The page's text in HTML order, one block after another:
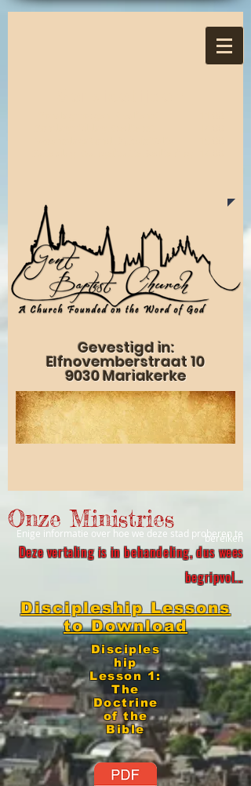
Gevestigd in:
Elfnovemberstraat 10
9030 Mariakerke
Onze Ministries
Enige informatie over hoe we deze stad proberen te
bereiken
Deze vertaling is in behandeling, dus wees
begripvol...
Discipleship Lessons
to Download
Disciples
hip
Lesson 1:
The
Doctrine
of the
Bible